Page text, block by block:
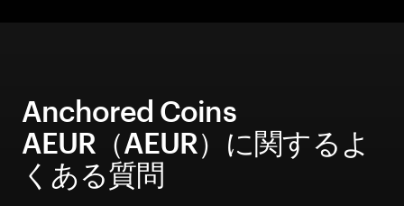
Anchored Coins
AEUR（AEUR）に関するよ
くある質問